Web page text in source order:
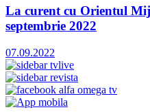
La curent cu Orientul
septembrie 2022
07.09.2022